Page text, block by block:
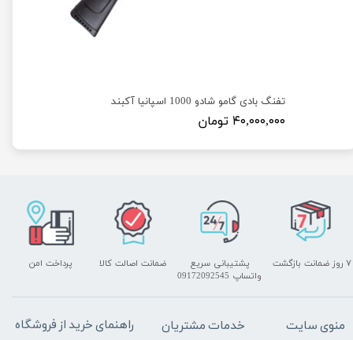
تفنگ بادی گامو شادو 1000 اسپانیا آکبند
۴۰,۰۰۰,۰۰۰ تومان
پشتیبانی سریع
واتساپ 09172092545
پرداخت امن ۷ روز ضمانت بازگشت ضمانت اصالت کالا
راهنمای خرید از فروشگاه خدمات مشتریان منوی سایت